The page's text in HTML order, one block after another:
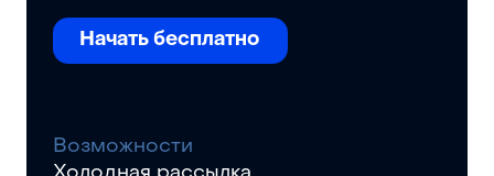
Начать бесплатно
Возможности